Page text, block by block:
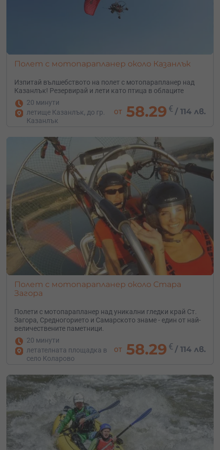
Полет с мотопарапланер около Казанлък
Изпитай вълшебството на полет с мотопарапланер над
Казанлък! Резервирай и лети като птица в облаците
20 минути
летище Казанлък, до гр.
Казанлък
от 58.29 € /114 лв.
Полет с мотопарапланер около Стара
Загора
Полети с мотопарапланер над уникални гледки край Ст.
Загора, Средногорието и Самарското знаме - един от най-
величествените паметници.
20 минути
летателната площадка в
село Коларово
от 58.29 € /114 лв.